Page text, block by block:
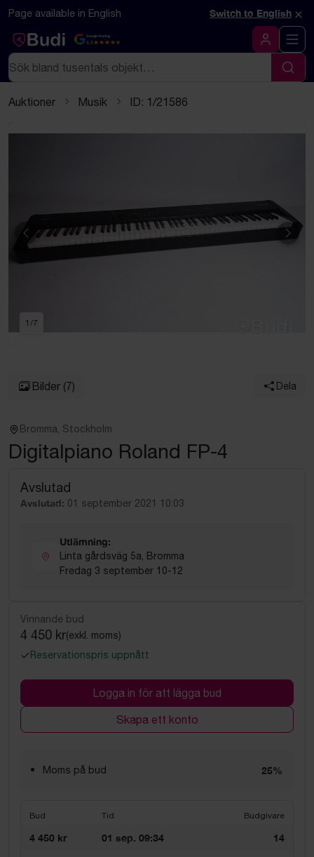
Hoppa till innehåll
Textbaserad (markdown) version av denna sida
Page available in English Switch to English ×
Google Rating
4.5
Logga in
Sök
Sök
Auktioner Musik ID: 1/21586
Föregående
1 /7
Bilder (7) Dela
Bromma, Stockholm
Digitalpiano Roland FP-4
Avslutad
Avslutad: 01 september 2021 10:03
Utlämning:
Linta gårdsväg 5a, Bromma
Fredag 3 september 10-12
Vinnande bud
4 450 kr(exkl. moms)
Reservationspris uppnått
Logga in för att lägga bud
Skapa ett konto
Moms på bud 25%
Bud Tid Budgivare
4 450 kr 01 sep. 09:34 14